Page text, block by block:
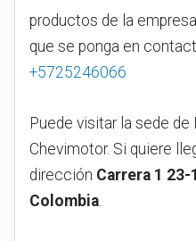
productos de la
que se ponga en
+5725246066
Puede visitar la sede
Chevimotor. Si quiere
dirección Carrera 1
Colombia